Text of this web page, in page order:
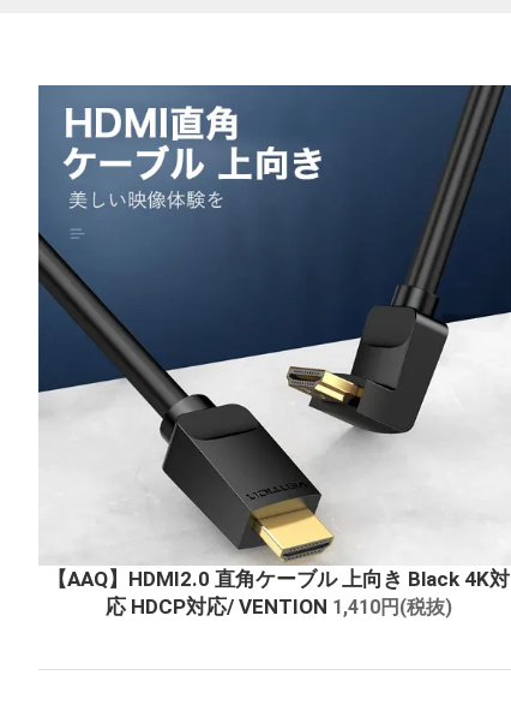
【AAQ】HDMI2.0 直角ケーブル 上向き Black 4K対
応 HDCP対応/ VENTION 1,410円(税抜)